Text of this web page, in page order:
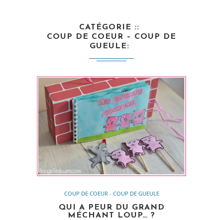
CATÉGORIE :
COUP DE COEUR – COUP DE
GUEULE
COUP DE COEUR - COUP DE GUEULE
QUI A PEUR DU GRAND
MÉCHANT LOUP… ?